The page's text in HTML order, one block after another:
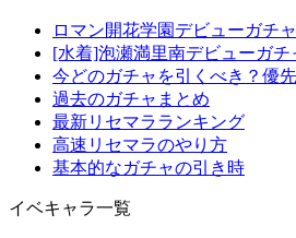
ロマン開花学園デビューガチャ
[水着]泡瀬満里南デビューガチ
今どのガチャを引くべき？優
過去のガチャまとめ
最新リセマラランキング
高速リセマラのやり方
基本的なガチャの引き時
イベキャラ一覧